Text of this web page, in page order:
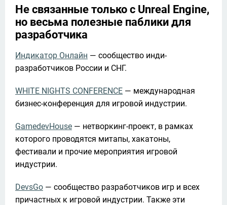
Не связанные только с Unreal Engine,
но весьма полезные паблики для
разработчика
Индикатор Онлайн — сообщество инди-
разработчиков России и СНГ.
WHITE NIGHTS CONFERENCE — международная
бизнес-конференция для игровой индустрии.
GamedevHouse — нетворкинг-проект, в рамках
которого проводятся митапы, хакатоны,
фестивали и прочие мероприятия игровой
индустрии.
DevsGo — сообщество разработчиков игр и всех
причастных к игровой индустрии. Также эти